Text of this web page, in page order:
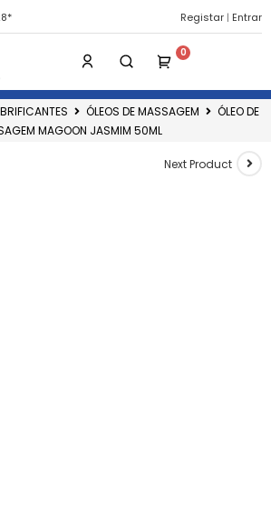
Registar | Entrar
ÓLEOS DE MASSAGEM
ÓLEO DE
MAGOON JASMIM 50ML
Next Product